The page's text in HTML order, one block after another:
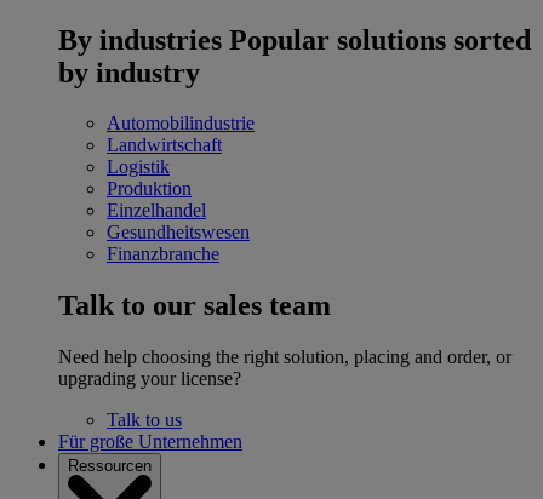
By industries Popular solutions sorted
by industry
Automobilindustrie
Landwirtschaft
Logistik
Produktion
Einzelhandel
Gesundheitswesen
Finanzbranche
Talk to our sales team
Need help choosing the right solution, placing and order, or
upgrading your license?
Talk to us
Für große Unternehmen
Ressourcen